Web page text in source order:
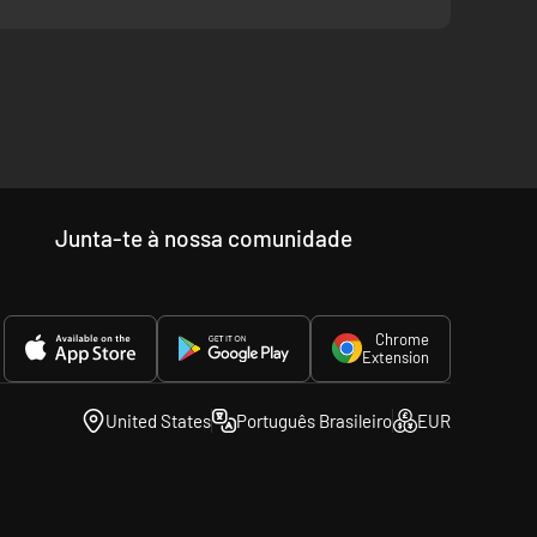
Junta-te à nossa comunidade
Chrome
Extension
United States Português Brasileiro EUR